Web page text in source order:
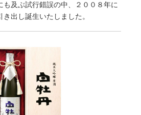
も及ぶ試行錯誤の中、２００８年に
出し誕生いたしました。